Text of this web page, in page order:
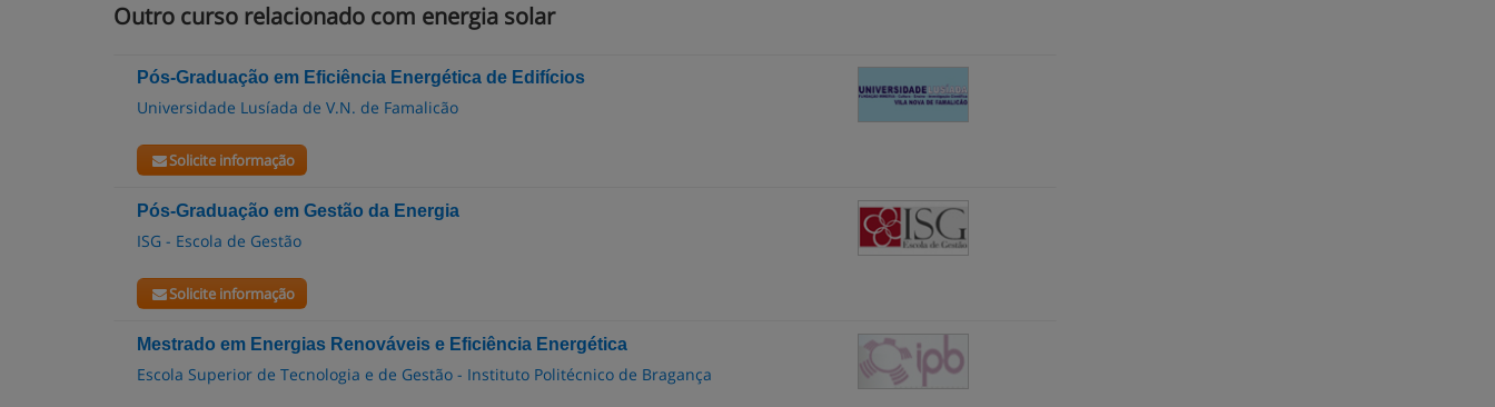
Outro curso relacionado com energia solar
Pós-Graduação em Eficiência Energética de Edifícios
Universidade Lusíada de V.N. de Famalicão
Solicite informação
Pós-Graduação em Gestão da Energia
ISG - Escola de Gestão
Solicite informação
Mestrado em Energias Renováveis e Eficiência Energética
Escola Superior de Tecnologia e de Gestão - Instituto Politécnico de Bragança